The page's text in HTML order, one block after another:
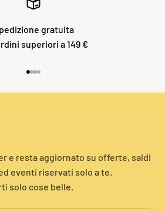
gratuita
superiori a 149 €
e resta aggiornato su offerte, saldi
eventi riservati solo a te.
solo cose belle.